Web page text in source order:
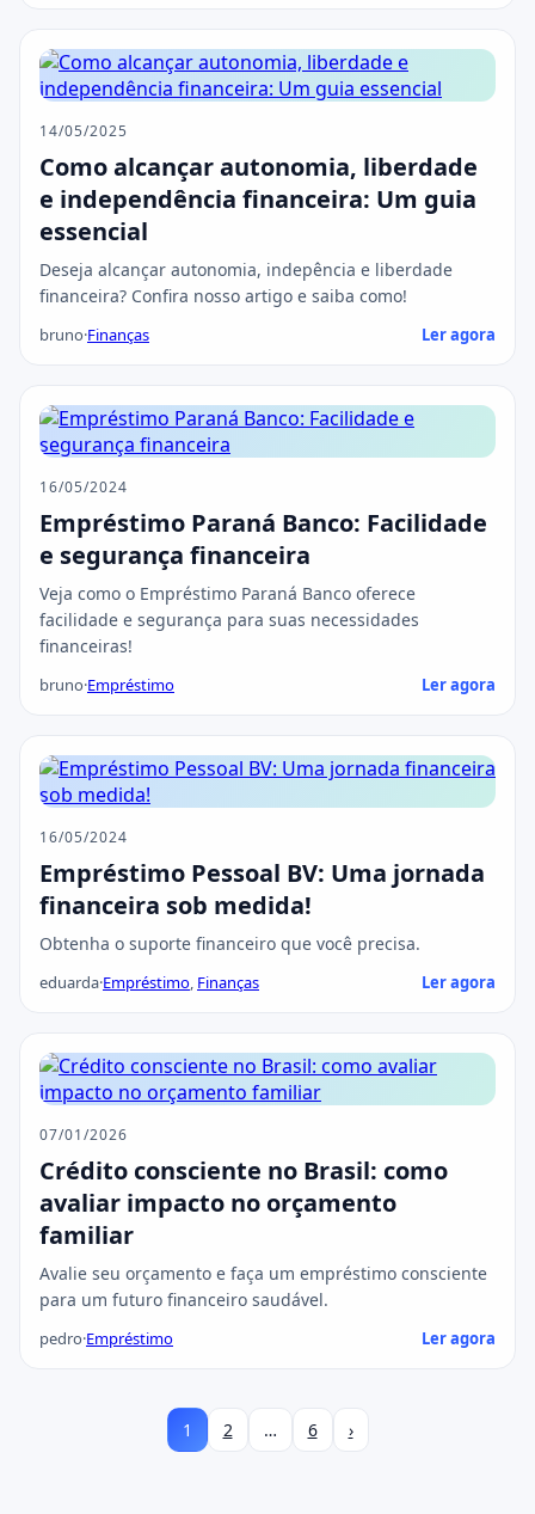
14/05/2025
Como alcançar autonomia, liberdade
e independência financeira: Um guia
essencial
Deseja alcançar autonomia, indepência e liberdade
financeira? Confira nosso artigo e saiba como!
bruno·Finanças Ler agora
16/05/2024
Empréstimo Paraná Banco: Facilidade
e segurança financeira
Veja como o Empréstimo Paraná Banco oferece
facilidade e segurança para suas necessidades
financeiras!
bruno·Empréstimo Ler agora
16/05/2024
Empréstimo Pessoal BV: Uma jornada
financeira sob medida!
Obtenha o suporte financeiro que você precisa.
eduarda·Empréstimo, Finanças Ler agora
07/01/2026
Crédito consciente no Brasil: como
avaliar impacto no orçamento
familiar
Avalie seu orçamento e faça um empréstimo consciente
para um futuro financeiro saudável.
pedro·Empréstimo Ler agora
1 2 … 6 ›